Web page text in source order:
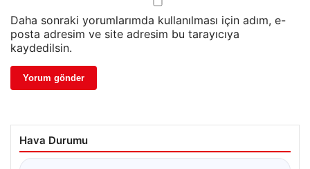
Daha sonraki yorumlarımda kullanılması için adım, e-
posta adresim ve site adresim bu tarayıcıya
kaydedilsin.
Hava Durumu